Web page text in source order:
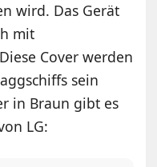
wird. Das Gerät
mit
Cover werden
sein
in Braun gibt es
LG: